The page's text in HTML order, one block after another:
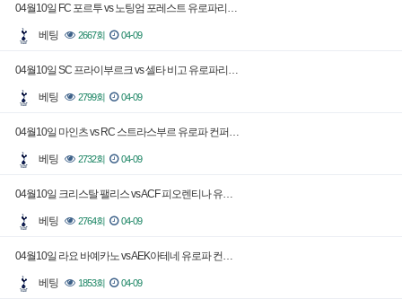
04월10일 FC 포르투 vs 노팅엄 포레스트 유로파리…
베팅 2667회 04-09
04월10일 SC 프라이부르크 vs 셀타 비고 유로파리…
베팅 2799회 04-09
04월10일 마인츠 vs RC 스트라스부르 유로파 컨퍼…
베팅 2732회 04-09
04월10일 크리스탈 팰리스 vs ACF 피오렌티나 유…
베팅 2764회 04-09
04월10일 라요 바예카노 vs AEK아테네 유로파 컨…
베팅 1853회 04-09